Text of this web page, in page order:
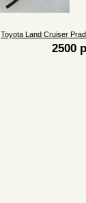
Toyota Land Cruiser
2500